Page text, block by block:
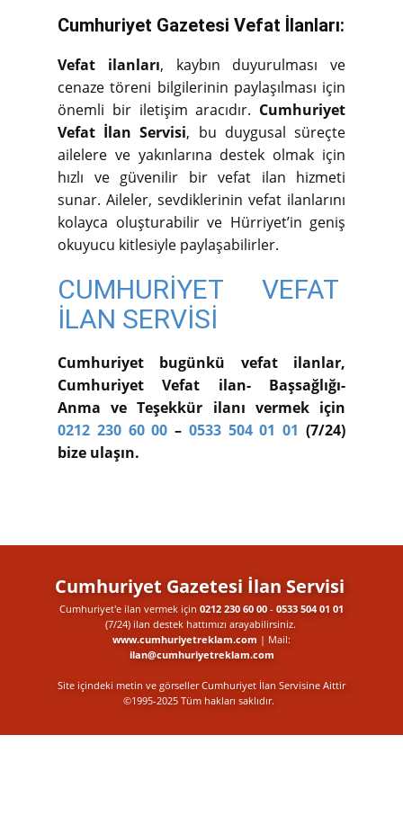
Cumhuriyet Gazetesi Vefat İlanları:
Vefat ilanları, kaybın duyurulması ve
cenaze töreni bilgilerinin paylaşılması için
önemli bir iletişim aracıdır. Cumhuriyet
Vefat İlan Servisi, bu duygusal süreçte
ailelere ve yakınlarına destek olmak için
hızlı ve güvenilir bir vefat ilan hizmeti
sunar. Aileler, sevdiklerinin vefat ilanlarını
kolayca oluşturabilir ve Hürriyet’in geniş
okuyucu kitlesiyle paylaşabilirler.
CUMHURİYET VEFAT
İLAN SERVİSİ
Cumhuriyet bugünkü vefat ilanlar,
Cumhuriyet Vefat ilan- Başsağlığı-
Anma ve Teşekkür ilanı vermek için
0212 230 60 00 – 0533 504 01 01 (7/24)
bize ulaşın.
Cumhuriyet Gazetesi İlan Servisi
Cumhuriyet'e ilan vermek için 0212 230 60 00 - 0533 504 01 01
(7/24) ilan destek​ hattımızı arayabilirsiniz.
www.cumhuriyetreklam.com | Mail:
ilan@cumhuriyetreklam.com
Site içindeki metin ve görseller Cumhuriyet İlan Servisine Aittir
©1995-2025 Tüm hakları saklıdır.